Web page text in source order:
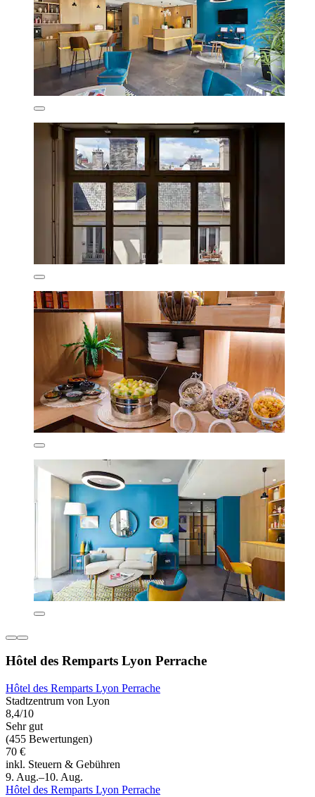
Hôtel des Remparts Lyon Perrache
Hôtel des Remparts Lyon Perrache
Stadtzentrum von Lyon
8,4/10
Sehr gut
(455 Bewertungen)
70 €
inkl. Steuern & Gebühren
9. Aug.–10. Aug.
Hôtel des Remparts Lyon Perrache